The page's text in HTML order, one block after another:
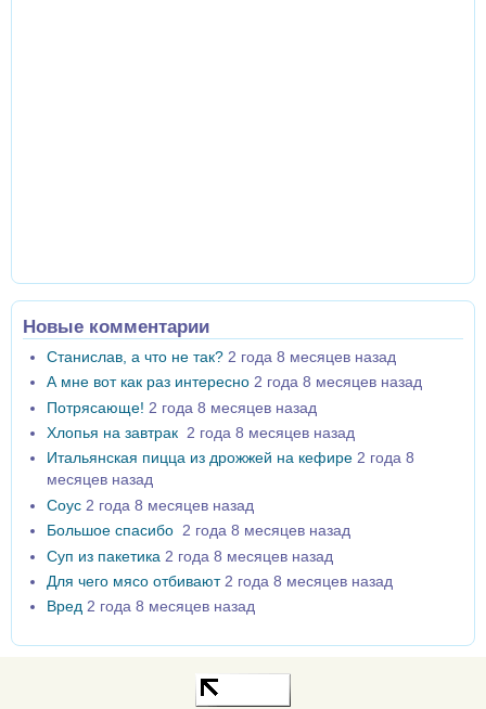
Новые комментарии
Станислав, а что не так? 2 года 8 месяцев назад
А мне вот как раз интересно 2 года 8 месяцев назад
Потрясающе! 2 года 8 месяцев назад
Хлопья на завтрак 2 года 8 месяцев назад
Итальянская пицца из дрожжей на кефире 2 года 8
месяцев назад
Соус 2 года 8 месяцев назад
Большое спасибо 2 года 8 месяцев назад
Суп из пакетика 2 года 8 месяцев назад
Для чего мясо отбивают 2 года 8 месяцев назад
Вред 2 года 8 месяцев назад